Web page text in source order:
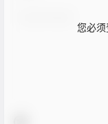
您必